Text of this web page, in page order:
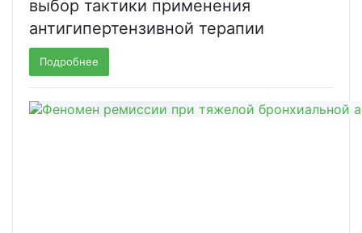
выбор тактики применения
антигипертензивной терапии
Подробнее